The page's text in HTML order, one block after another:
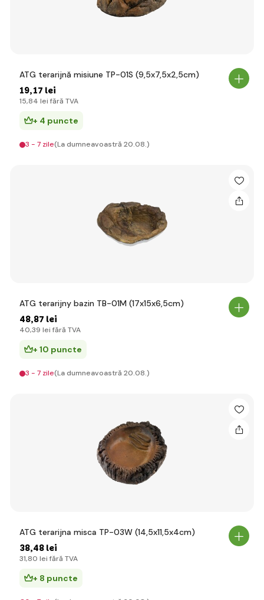
ATG terarijnă misiune TP-01S (9,5x7,5x2,5cm)
19,17 lei
15,84 lei fără TVA
+ 4 puncte
3 - 7 zile(La dumneavoastră 20.08.)
ATG terarijny bazin TB-01M (17x15x6,5cm)
48,87 lei
40,39 lei fără TVA
+ 10 puncte
3 - 7 zile(La dumneavoastră 20.08.)
ATG terarijna misca TP-03W (14,5x11,5x4cm)
38,48 lei
31,80 lei fără TVA
+ 8 puncte